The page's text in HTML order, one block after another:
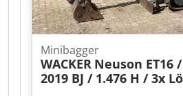
Minibagger
WACKER Neuson ET16 /
2019 BJ / 1.476 H / 3x